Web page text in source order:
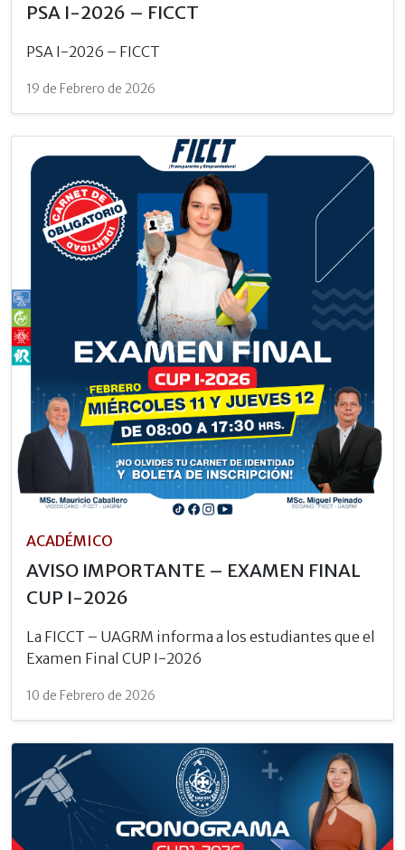
PSA I-2026 – FICCT
PSA I-2026 – FICCT
19 de Febrero de 2026
ACADÉMICO
AVISO IMPORTANTE – EXAMEN FINAL
CUP I-2026
La FICCT – UAGRM informa a los estudiantes que el
Examen Final CUP I-2026
10 de Febrero de 2026